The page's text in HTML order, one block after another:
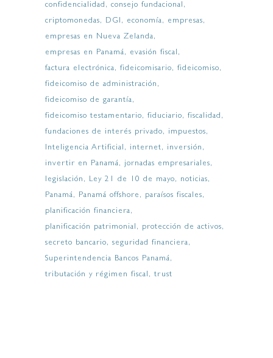
confidencialidad
consejo fundacional
criptomonedas
DGI economía
empresas
empresas en Nueva Zelanda
empresas en Panamá
evasión fiscal
factura electrónica
fideicomisario
fideicomiso
fideicomiso de administración
fideicomiso de garantía
fideicomiso testamentario
fiduciario
fiscalidad
fundaciones de interés privado
impuestos
Inteligencia Artificial
internet
inversión
invertir en Panamá
jornadas empresariales
legislación
Ley 21 de 10 de mayo
noticias
Panamá
Panamá offshore
paraísos fiscales
planificación financiera
planificación patrimonial
protección de activos
secreto bancario
seguridad financiera
Superintendencia Bancos Panamá
tributación y régimen fiscal
trust